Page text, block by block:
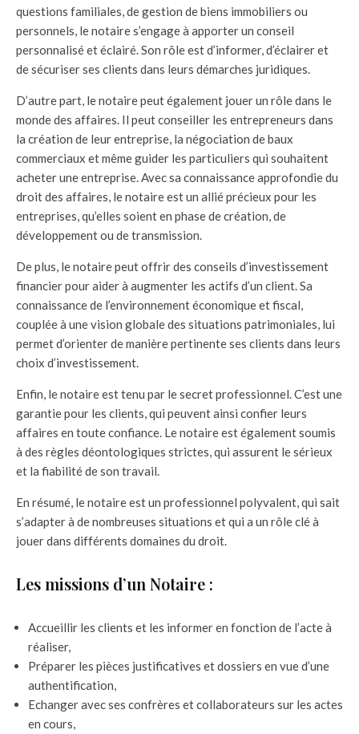
questions familiales, de gestion de biens immobiliers ou
personnels, le notaire s’engage à apporter un conseil
personnalisé et éclairé. Son rôle est d’informer, d’éclairer et
de sécuriser ses clients dans leurs démarches juridiques.
D’autre part, le notaire peut également jouer un rôle dans le
monde des affaires. Il peut conseiller les entrepreneurs dans
la création de leur entreprise, la négociation de baux
commerciaux et même guider les particuliers qui souhaitent
acheter une entreprise. Avec sa connaissance approfondie du
droit des affaires, le notaire est un allié précieux pour les
entreprises, qu’elles soient en phase de création, de
développement ou de transmission.
De plus, le notaire peut offrir des conseils d’investissement
financier pour aider à augmenter les actifs d’un client. Sa
connaissance de l’environnement économique et fiscal,
couplée à une vision globale des situations patrimoniales, lui
permet d’orienter de manière pertinente ses clients dans leurs
choix d’investissement.
Enfin, le notaire est tenu par le secret professionnel. C’est une
garantie pour les clients, qui peuvent ainsi confier leurs
affaires en toute confiance. Le notaire est également soumis
à des règles déontologiques strictes, qui assurent le sérieux
et la fiabilité de son travail.
En résumé, le notaire est un professionnel polyvalent, qui sait
s’adapter à de nombreuses situations et qui a un rôle clé à
jouer dans différents domaines du droit.
Les missions d’un Notaire :
Accueillir les clients et les informer en fonction de l’acte à
réaliser,
Préparer les pièces justificatives et dossiers en vue d’une
authentification,
Echanger avec ses confrères et collaborateurs sur les actes
en cours,